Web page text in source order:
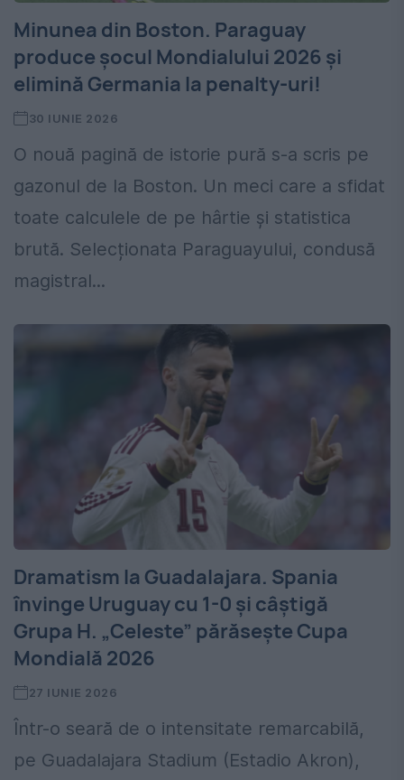
Minunea din Boston. Paraguay
produce șocul Mondialului 2026 și
elimină Germania la penalty-uri!
30 IUNIE 2026
O nouă pagină de istorie pură s-a scris pe
gazonul de la Boston. Un meci care a sfidat
toate calculele de pe hârtie și statistica
brută. Selecționata Paraguayului, condusă
magistral...
Dramatism la Guadalajara. Spania
învinge Uruguay cu 1-0 și câștigă
Grupa H. „Celeste” părăsește Cupa
Mondială 2026
27 IUNIE 2026
Într-o seară de o intensitate remarcabilă,
pe Guadalajara Stadium (Estadio Akron),